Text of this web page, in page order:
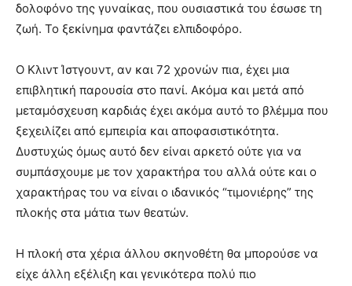
δολοφόνο της γυναίκας, που ουσιαστικά του έσωσε τη
ζωή. Το ξεκίνημα φαντάζει ελπιδοφόρο.
Ο Κλιντ Ίστγουντ, αν και 72 χρονών πια, έχει μια
επιβλητική παρουσία στο πανί. Ακόμα και μετά από
μεταμόσχευση καρδιάς έχει ακόμα αυτό το βλέμμα που
ξεχειλίζει από εμπειρία και αποφασιστικότητα.
Δυστυχώς όμως αυτό δεν είναι αρκετό ούτε για να
συμπάσχουμε με τον χαρακτήρα του αλλά ούτε και ο
χαρακτήρας του να είναι ο ιδανικός “τιμονιέρης” της
πλοκής στα μάτια των θεατών.
Η πλοκή στα χέρια άλλου σκηνοθέτη θα μπορούσε να
είχε άλλη εξέλιξη και γενικότερα πολύ πιο